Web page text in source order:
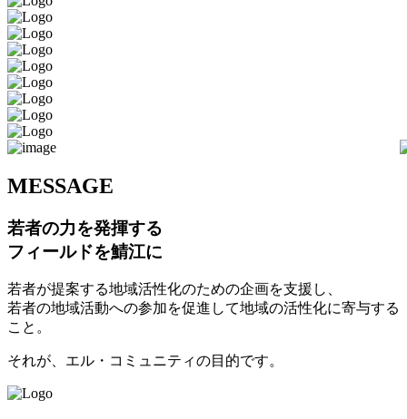
MESSAGE
若者の力を発揮する
フィールドを鯖江に
若者が提案する地域活性化のための企画を支援し、
若者の地域活動への参加を促進して地域の活性化に寄与する
こと。
それが、エル・コミュニティの目的です。